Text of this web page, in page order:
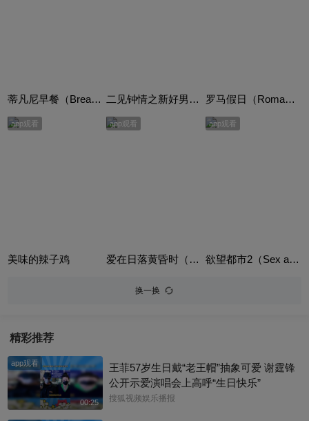
蒂凡尼早餐（Breakfast at Tiffany's） 二见钟情之新好男人（Mr. Wrong） 罗马假日（Roman Holiday）
app观看
美味的辣子鸡
app观看
爱在日落黄昏时（Before Sunset）
app观看
欲望都市2（Sex and the City 2）
换一换
精彩推荐
app观看
00:25
王菲57岁生日戴“老王帽”抽象可爱 谢霆锋
公开示爱演唱会上高呼“生日快乐”
搜狐视频娱乐播报